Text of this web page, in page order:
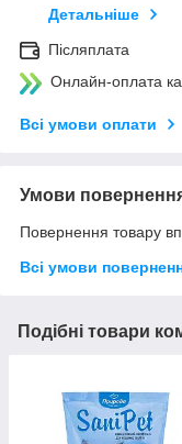
Детальніше
Післяплата
Онлайн-оплата
Всі умови оплати
Умови
Повернення товару
Всі умови
Подібні товари